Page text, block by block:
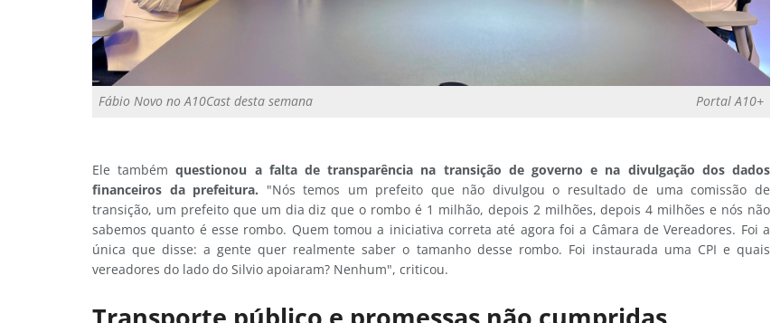
Fábio Novo no A10Cast desta semana Portal A10+
Ele tambémquestionou a falta de transparência na transição de governo e na divulgação dos dados
financeiros da prefeitura. "Nós temos um prefeito que não divulgou o resultado de uma comissão de
transição, um prefeito que um dia diz que o rombo é 1 milhão, depois 2 milhões, depois 4 milhões e nós não
sabemos quanto é esse rombo. Quem tomou a iniciativa correta até agora foi a Câmara de Vereadores. Foi a
única que disse: a gente quer realmente saber o tamanho desse rombo. Foi instaurada uma CPI e quais
vereadores do lado do Silvio apoiaram? Nenhum", criticou.